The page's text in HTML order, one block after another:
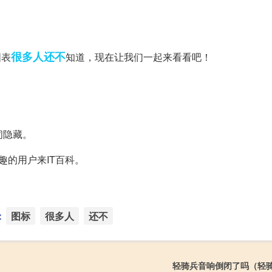
很多人还不知道，现在让我们一起来看看吧！
藏。
用户来IT百科。
图标 很多人 还不
轻骑兵音响倒闭了吗（轻